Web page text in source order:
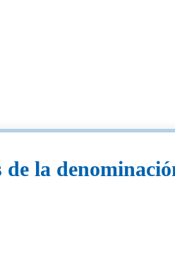
la